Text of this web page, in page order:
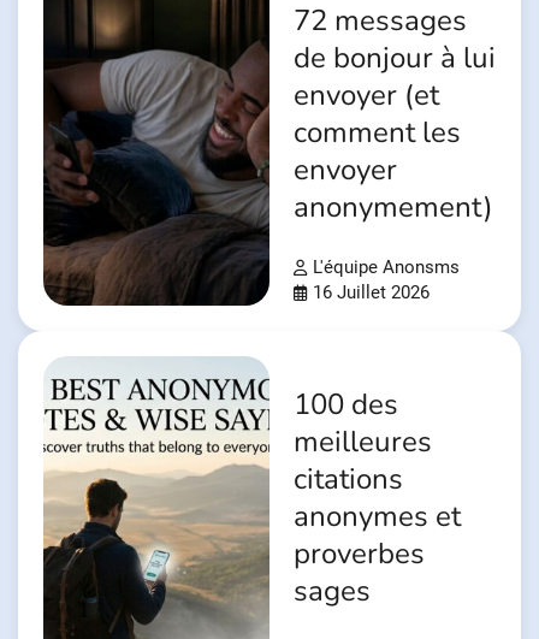
72 messages
de bonjour à lui
envoyer (et
comment les
envoyer
anonymement)
L'équipe Anonsms
16 Juillet 2026
100 des
meilleures
citations
anonymes et
proverbes
sages